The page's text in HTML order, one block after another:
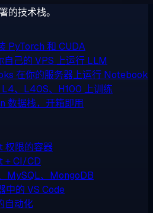
的技术栈。
PyTorch 和 CUDA
自己的 VPS 上运行 LLM
在你的服务器上运行 Notebook
L4、L40S、H100 上训练
数据栈，开箱即用
权限的容器
+ CI/CD
MySQL、MongoDB
中的 VS Code
自动化